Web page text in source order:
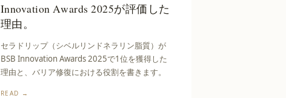
Innovation Awards 2025が評価した
理由。
セラドリップ（シベルリンドネラリン脂質）が
BSB Innovation Awards 2025で1位を獲得した
理由と、バリア修復における役割を書きます。
READ →